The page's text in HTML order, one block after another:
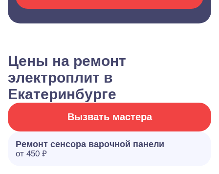
Цены на ремонт
электроплит в
Екатеринбурге
Вызвать мастера
Ремонт сенсора варочной панели
от 450 ₽